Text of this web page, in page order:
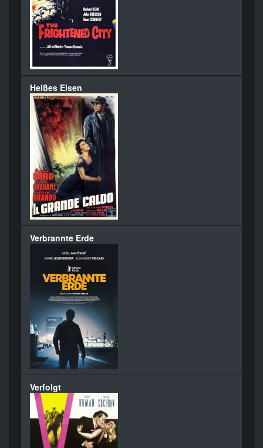
Heißes Eisen
Verbrannte Erde
Verfolgt